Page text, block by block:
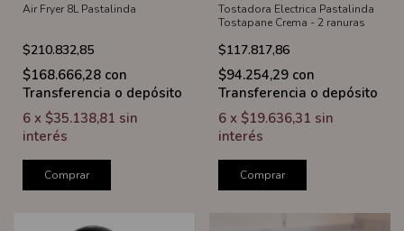
Air Fryer 8L Pastalinda
$210.832,85
$168.666,28 con
Transferencia o depósito
6 x $35.138,81 sin
interés
Comprar
Tostadora Electrica Pastalinda
Tostapane Crema - 2 ranuras
$117.817,86
$94.254,29 con
Transferencia o depósito
6 x $19.636,31 sin
interés
Comprar